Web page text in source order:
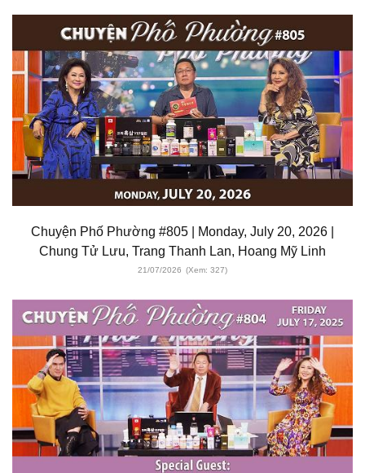
Chuyện Phố Phường #805 | Monday, July 20, 2026 |
Chung Tử Lưu, Trang Thanh Lan, Hoang Mỹ Linh
21/07/2026 (Xem: 327)